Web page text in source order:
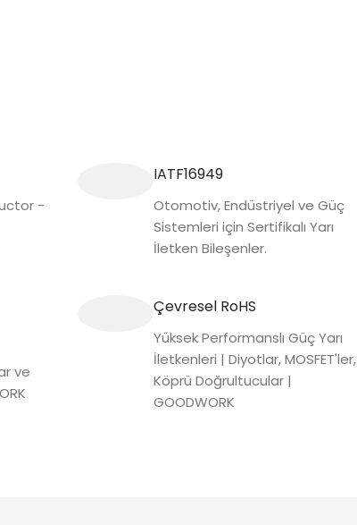
-
ve
IATF16949
Otomotiv, Endüstriyel ve Güç
Sistemleri için Sertifikalı Yarı
İletken Bileşenler.
Çevresel RoHS
Yüksek Performanslı Güç Yarı
İletkenleri | Diyotlar, MOSFET'ler,
Köprü Doğrultucular |
GOODWORK